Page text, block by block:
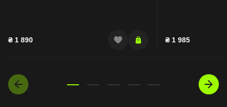
₴ 1 890 ₴ 1 985